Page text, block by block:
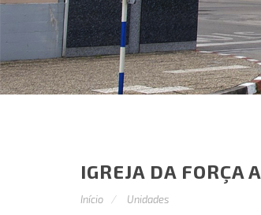
IGREJA DA FORÇA
Início Unidades